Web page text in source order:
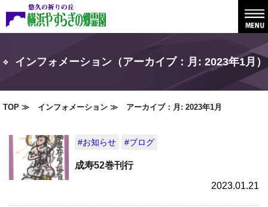
インフォメーション（アーカイブ：月: 2023年1月 ）
TOP インフォメーション アーカイブ：月: 2023年1月
#お知らせ #ブログ
成寿52巻刊行
2023.01.21